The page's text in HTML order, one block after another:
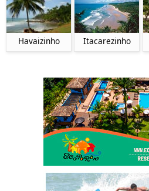
Havaizinho Itacarezinho